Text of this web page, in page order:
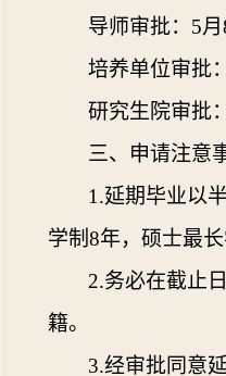
导师审批： 5月
培养单位审批
研究生院审批
三、申请注意
1.延期毕业以
学制8年，硕士最
2.务必在截止
籍。
3.经审批同意